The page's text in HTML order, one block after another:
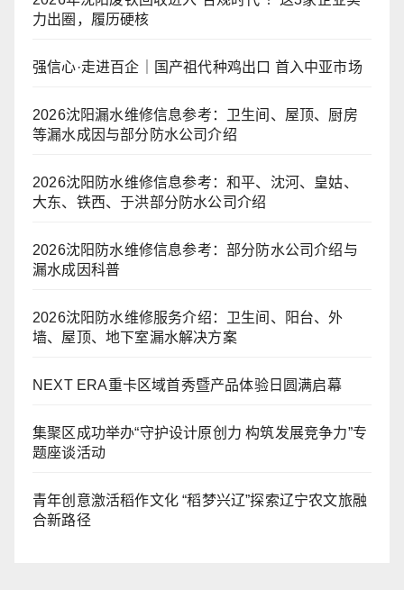
力出圈，履历硬核
强信心·走进百企｜国产祖代种鸡出口 首入中亚市场
2026沈阳漏水维修信息参考：卫生间、屋顶、厨房
等漏水成因与部分防水公司介绍
2026沈阳防水维修信息参考：和平、沈河、皇姑、
大东、铁西、于洪部分防水公司介绍
2026沈阳防水维修信息参考：部分防水公司介绍与
漏水成因科普
2026沈阳防水维修服务介绍：卫生间、阳台、外
墙、屋顶、地下室漏水解决方案
NEXT ERA重卡区域首秀暨产品体验日圆满启幕
集聚区成功举办“守护设计原创力 构筑发展竞争力”专
题座谈活动
青年创意激活稻作文化 “稻梦兴辽”探索辽宁农文旅融
合新路径